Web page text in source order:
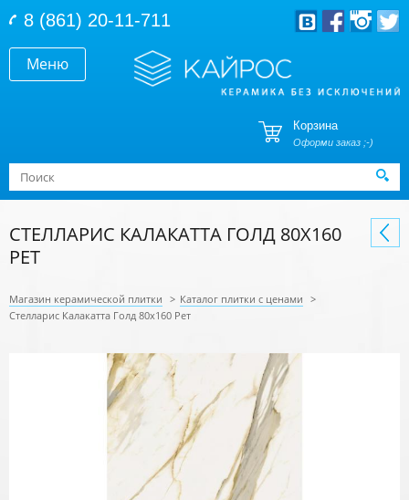
Меню
8 (861) 20-11-711
Корзина
Оформи заказ ;-)
Форма поиска
Поиск
СТЕЛЛАРИС КАЛАКАТТА ГОЛД 80Х160
РЕТ
Магазин керамической плитки > Каталог плитки с ценами >
Стелларис Калакатта Голд 80х160 Рет